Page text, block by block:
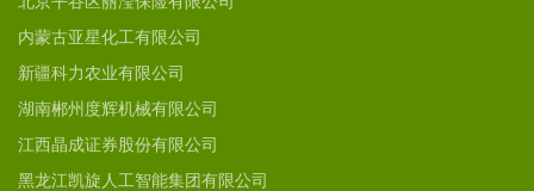
内蒙古亚星化工有限公司
新疆科力农业有限公司
湖南郴州度辉机械有限公司
江西晶成证券股份有限公司
黑龙江凯旋人工智能集团有限公司